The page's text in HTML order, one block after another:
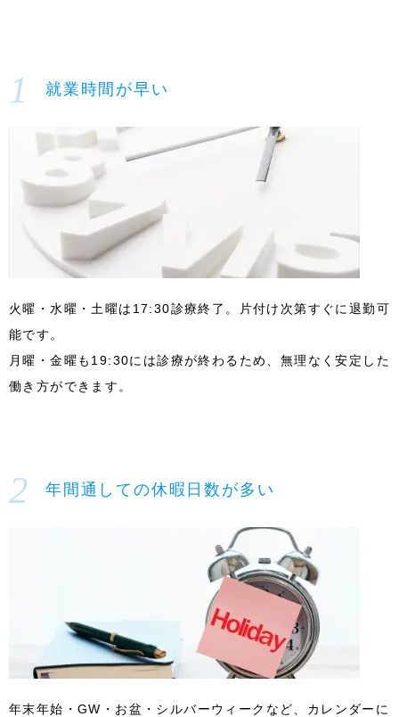
就業時間が早い
火曜・水曜・土曜は17:30診療終了。片付け次第すぐに退勤可
能です。
月曜・金曜も19:30には診療が終わるため、無理なく安定した
働き方ができます。
年間通しての休暇日数が多い
年末年始・GW・お盆・シルバーウィークなど、カレンダーに